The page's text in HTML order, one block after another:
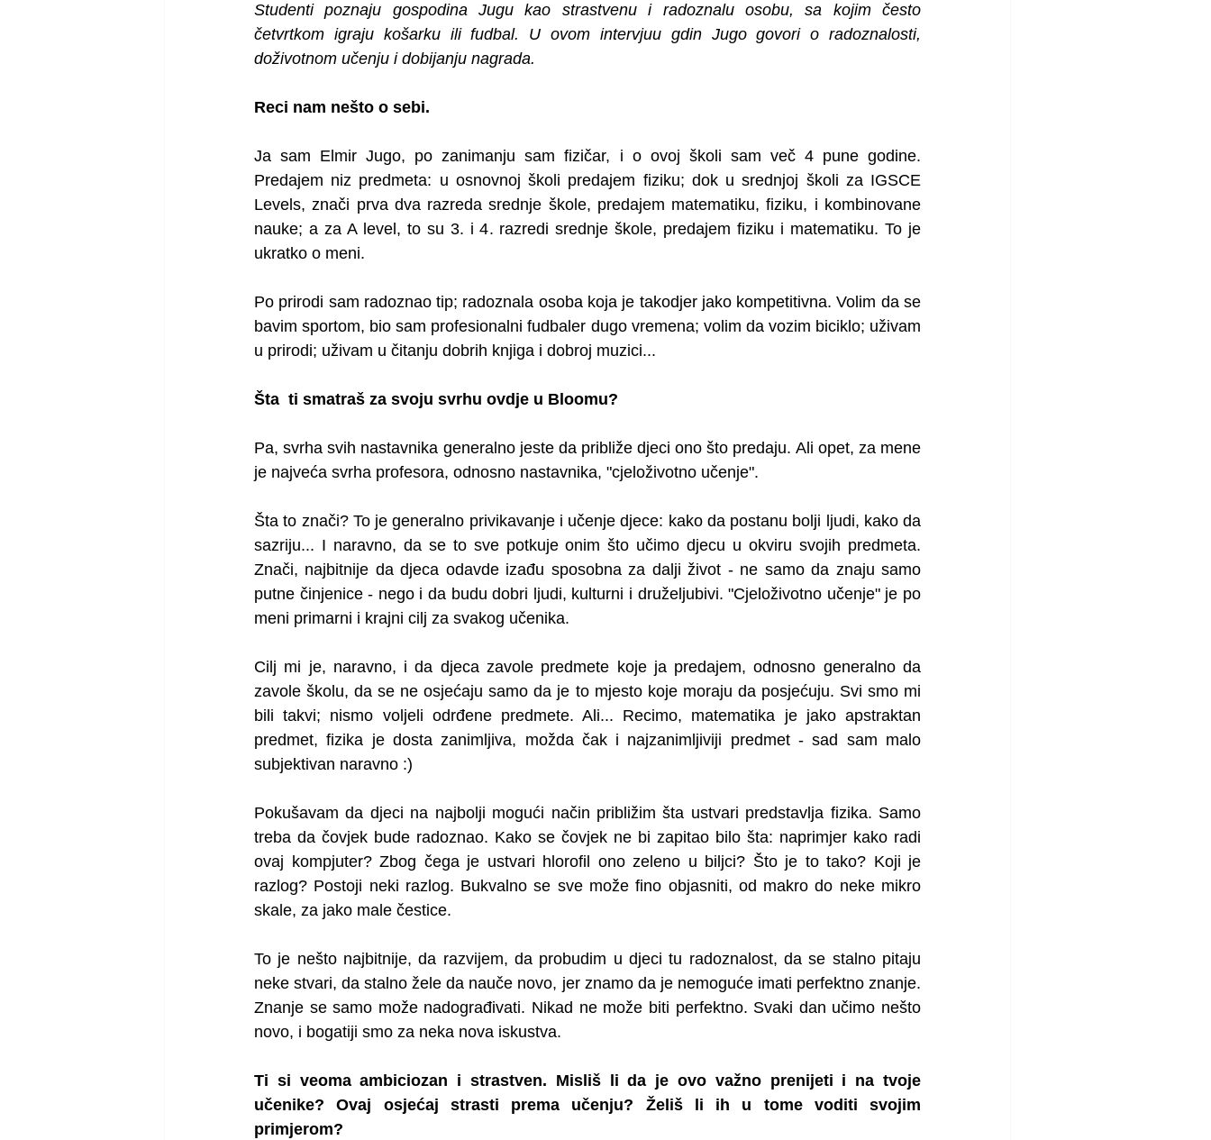
Studenti poznaju gospodina Jugu kao strastvenu i radoznalu osobu, sa kojim često
četvrtkom igraju košarku ili fudbal. U ovom intervjuu gdin Jugo govori o radoznalosti,
doživotnom učenju i dobijanju nagrada.
Reci nam nešto o sebi.
Ja sam Elmir Jugo, po zanimanju sam fizičar, i o ovoj školi sam več 4 pune godine.
Predajem niz predmeta: u osnovnoj školi predajem fiziku; dok u srednjoj školi za IGSCE
Levels, znači prva dva razreda srednje škole, predajem matematiku, fiziku, i kombinovane
nauke; a za A level, to su 3. i 4. razredi srednje škole, predajem fiziku i matematiku. To je
ukratko o meni.
Po prirodi sam radoznao tip; radoznala osoba koja je takodjer jako kompetitivna. Volim da se
bavim sportom, bio sam profesionalni fudbaler dugo vremena; volim da vozim biciklo; uživam
u prirodi; uživam u čitanju dobrih knjiga i dobroj muzici...
Šta  ti smatraš za svoju svrhu ovdje u Bloomu?
Pa, svrha svih nastavnika generalno jeste da približe djeci ono što predaju. Ali opet, za mene
je najveća svrha profesora, odnosno nastavnika, "cjeloživotno učenje".
Šta to znači? To je generalno privikavanje i učenje djece: kako da postanu bolji ljudi, kako da
sazriju... I naravno, da se to sve potkuje onim što učimo djecu u okviru svojih predmeta.
Znači, najbitnije da djeca odavde izađu sposobna za dalji život - ne samo da znaju samo
putne činjenice - nego i da budu dobri ljudi, kulturni i druželjubivi. "Cjeloživotno učenje" je po
meni primarni i krajni cilj za svakog učenika.
Cilj mi je, naravno, i da djeca zavole predmete koje ja predajem, odnosno generalno da
zavole školu, da se ne osjećaju samo da je to mjesto koje moraju da posjećuju. Svi smo mi
bili takvi; nismo voljeli odrđene predmete. Ali... Recimo, matematika je jako apstraktan
predmet, fizika je dosta zanimljiva, možda čak i najzanimljiviji predmet - sad sam malo
subjektivan naravno :)
Pokušavam da djeci na najbolji mogući način približim šta ustvari predstavlja fizika. Samo
treba da čovjek bude radoznao. Kako se čovjek ne bi zapitao bilo šta: naprimjer kako radi
ovaj kompjuter? Zbog čega je ustvari hlorofil ono zeleno u biljci? Što je to tako? Koji je
razlog? Postoji neki razlog. Bukvalno se sve može fino objasniti, od makro do neke mikro
skale, za jako male čestice.
To je nešto najbitnije, da razvijem, da probudim u djeci tu radoznalost, da se stalno pitaju
neke stvari, da stalno žele da nauče novo, jer znamo da je nemoguće imati perfektno znanje.
Znanje se samo može nadograđivati. Nikad ne može biti perfektno. Svaki dan učimo nešto
novo, i bogatiji smo za neka nova iskustva.
Ti si veoma ambiciozan i strastven. Misliš li da je ovo važno prenijeti i na tvoje
učenike? Ovaj osjećaj strasti prema učenju? Želiš li ih u tome voditi svojim
primjerom?